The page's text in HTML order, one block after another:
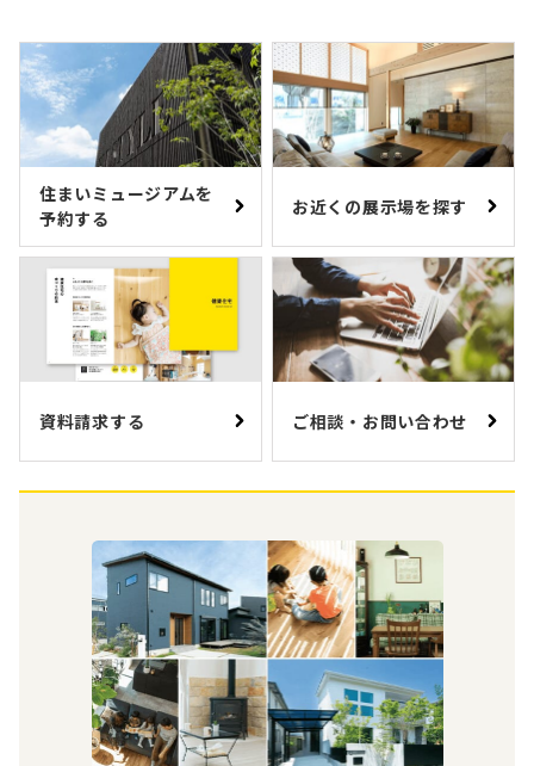
住まいミュージアムを
予約する
お近くの展示場を探す
資料請求する ご相談・お問い合わせ